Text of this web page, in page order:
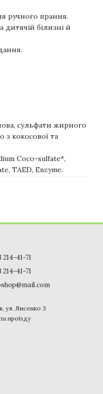
ручного прання.
дитячій білизні й
сульфати жирного
з кокосової та
Coco-sulfate*,
TAED, Enzyme.
214-41-71
214-41-71
ул. Лисенко 3
проїзду